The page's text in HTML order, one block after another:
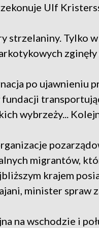
Ulf
strzelaniny. Tylko
po ujawnieniu
wybrzeży...
migrantów,
krajem
minister spraw
na wschodzie i